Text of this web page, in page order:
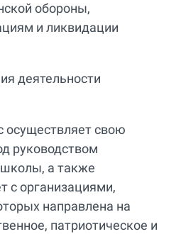
обороны,
и ликвидации
деятельности
осуществляет свою
руководством
а также
с организациями,
направлена на
патриотическое и